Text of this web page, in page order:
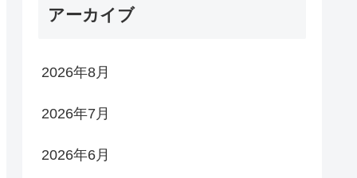
アーカイブ
2026年8月
2026年7月
2026年6月